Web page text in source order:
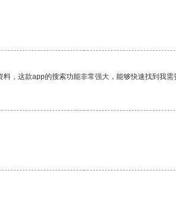
，这款app的搜索功能非常强大，能够快速找到我需